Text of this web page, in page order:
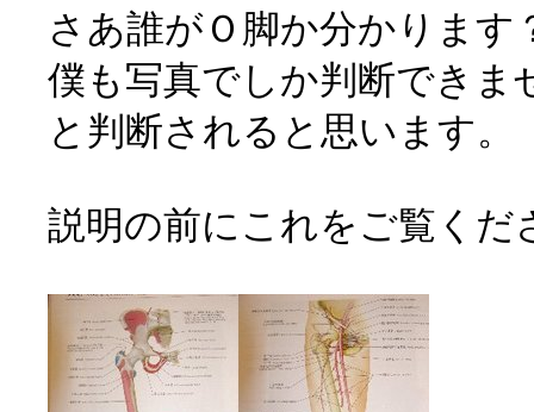
さあ誰がＯ脚か分かります
僕も写真でしか判断でき
と判断されると思います。
説明の前にこれをご覧くだ